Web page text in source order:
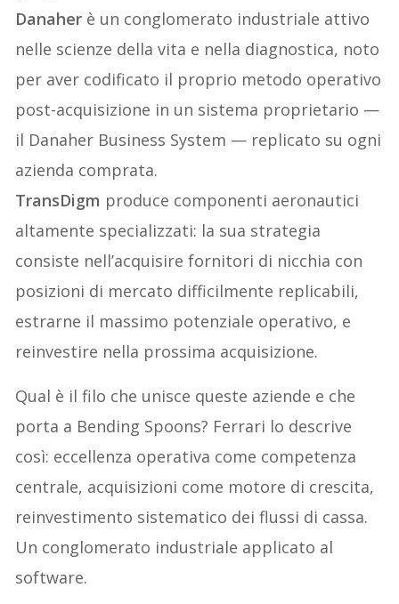
Danaher è un conglomerato industriale attivo
nelle scienze della vita e nella diagnostica, noto
per aver codificato il proprio metodo operativo
post-acquisizione in un sistema proprietario —
il Danaher Business System — replicato su ogni
azienda comprata.
TransDigm produce componenti aeronautici
altamente specializzati: la sua strategia
consiste nell’acquisire fornitori di nicchia con
posizioni di mercato difficilmente replicabili,
estrarne il massimo potenziale operativo, e
reinvestire nella prossima acquisizione.
Qual è il filo che unisce queste aziende e che
porta a Bending Spoons? Ferrari lo descrive
così: eccellenza operativa come competenza
centrale, acquisizioni come motore di crescita,
reinvestimento sistematico dei flussi di cassa.
Un conglomerato industriale applicato al
software.